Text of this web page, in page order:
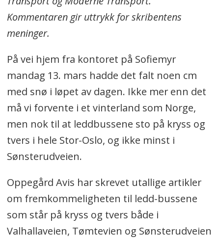
Kommentaren gir uttrykk for skribentens
meninger.
På vei hjem fra kontoret på Sofiemyr
mandag 13. mars hadde det falt noen cm
med snø i løpet av dagen. Ikke mer enn det
må vi forvente i et vinterland som Norge,
men nok til at leddbussene sto på kryss og
tvers i hele Stor-Oslo, og ikke minst i
Sønsterudveien.
Oppegård Avis har skrevet utallige artikler
om fremkommeligheten til ledd-bussene
som står på kryss og tvers både i
Valhallaveien, Tømtevien og Sønsterudveien